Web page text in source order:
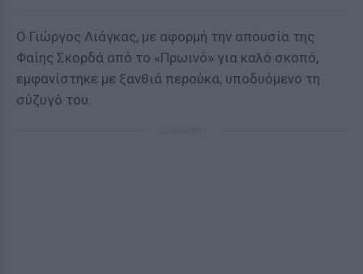
Ο Γιώργος Λιάγκας, με αφορμή την απουσία της
Φαίης Σκορδά από το «Πρωινό» για καλό σκοπό,
εμφανίστηκε με ξανθιά περούκα, υποδυόμενο τη
σύζυγό του.